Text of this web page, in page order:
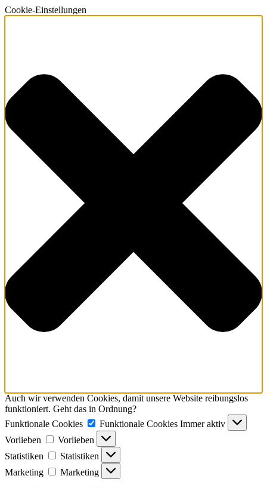
Cookie-Einstellungen
Auch wir verwenden Cookies, damit unsere Website reibungslos
funktioniert. Geht das in Ordnung?
Funktionale Cookies
Funktionale Cookies Immer aktiv
Vorlieben
Vorlieben
Statistiken
Statistiken
Marketing
Marketing